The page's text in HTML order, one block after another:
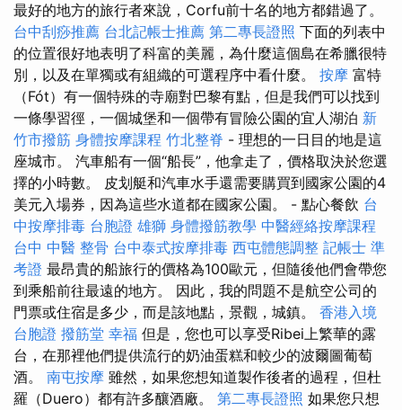
最好的地方的旅行者來說，Corfu前十名的地方都錯過了。
台中刮痧推薦 台北記帳士推薦 第二專長證照 下面的列表中
的位置很好地表明了科富的美麗，為什麼這個島在希臘很特
別，以及在單獨或有組織的可選程序中看什麼。 按摩 富特
（Fót）有一個特殊的寺廟對巴黎有點，但是我們可以找到
一條學習徑，一個城堡和一個帶有冒險公園的宜人湖泊 新
竹市撥筋 身體按摩課程 竹北整脊 - 理想的一日目的地是這
座城市。 汽車船有一個“船長”，他拿走了，價格取決於您選
擇的小時數。 皮划艇和汽車水手還需要購買到國家公園的4
美元入場券，因為這些水道都在國家公園。 - 點心餐飲 台
中按摩排毒 台胞證 雄獅 身體撥筋教學 中醫經絡按摩課程
台中 中醫 整骨 台中泰式按摩排毒 西屯體態調整 記帳士 準
考證 最昂貴的船旅行的價格為100歐元，但隨後他們會帶您
到乘船前往最遠的地方。 因此，我的問題不是航空公司的
門票或住宿是多少，而是該地點，景觀，城鎮。 香港入境
台胞證 撥筋堂 幸福 但是，您也可以享受Ribei上繁華的露
台，在那裡他們提供流行的奶油蛋糕和較少的波爾圖葡萄
酒。 南屯按摩 雖然，如果您想知道製作後者的過程，但杜
羅（Duero）都有許多釀酒廠。 第二專長證照 如果您只想